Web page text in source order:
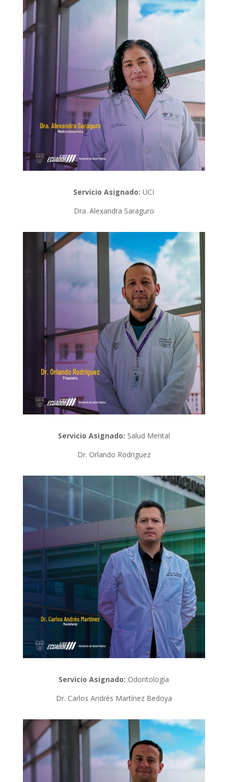
Servicio Asignado:UCI
Dra. Alexandra Saraguro
Servicio Asignado: Salud Mental
Dr. Orlando Rodriguez
Servicio Asignado: Odontología
Dr. Carlos Andrés Martínez Bedoya